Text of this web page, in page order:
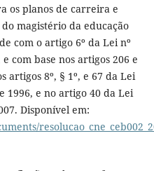
os planos de carreira e
magistério da educação
com o artigo 6º da Lei nº
com base nos artigos 206 e
artigos 8º, § 1º, e 67 da Lei
1996, e no artigo 40 da Lei
Disponível em: